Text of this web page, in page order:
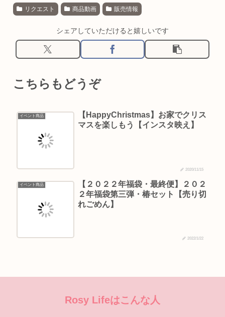
リクエスト 商品動画 販売情報
シェアしていただけると嬉しいです
こちらもどうぞ
イベント商品
【HappyChristmas】お家でクリス
マスを楽しもう【インスタ映え】
2020/11/15
イベント商品
【２０２２年福袋・最終便】２０２
２年福袋第三弾・椿セット【売り切
れごめん】
2022/1/22
Rosy Lifeはこんな人